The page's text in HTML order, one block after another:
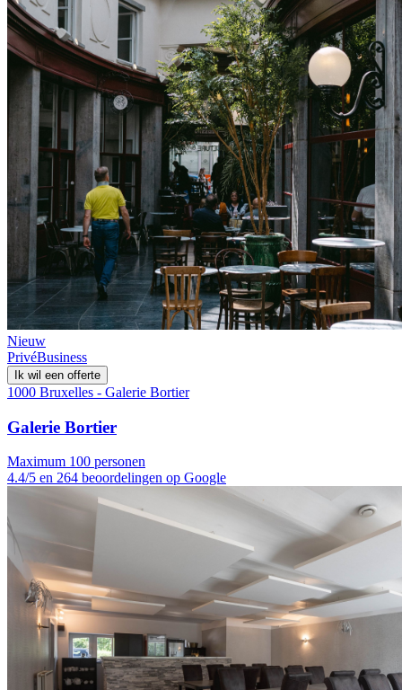
Nieuw
PrivéBusiness
Ik wil een offerte
1000 Bruxelles - Galerie Bortier
Galerie Bortier
Maximum 100 personen
4.4/5 en 264 beoordelingen op Google